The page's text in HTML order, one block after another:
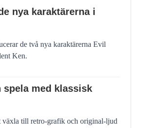
nya karaktärerna i
de två nya karaktärerna Evil
Ken.
spela med klassisk
växla till retro-grafik och original-ljud